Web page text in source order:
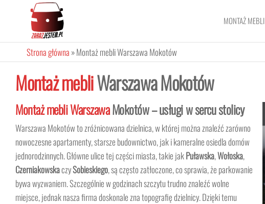
JESTEM
MONTAŻ MEBLI
Strona główna »Montaż mebli Warszawa Mokotów
Montaż mebliWarszawa Mokotów
Montaż mebli WarszawaMokotów – usługi w sercu stolicy
Warszawa Mokotów to zróżnicowana dzielnica, w której można znaleźć zarówno
nowoczesne apartamenty, starsze budownictwo, jak i kameralne osiedla domów
jednorodzinnych. Główne ulice tej części miasta, takie jakPuławska,Wołoska,
CzerniakowskaczySobieskiego, są często zatłoczone, co sprawia, że parkowanie
bywa wyzwaniem. Szczególnie w godzinach szczytu trudno znaleźć wolne
miejsce, jednak nasza firma doskonale zna topografię dzielnicy. Dzięki temu